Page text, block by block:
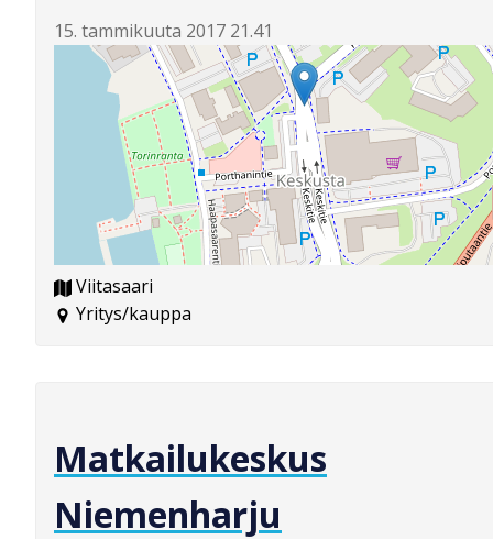
15. tammikuuta 2017 21.41
Viitasaari
Yritys/kauppa
Matkailukeskus
Niemenharju